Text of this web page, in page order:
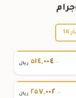
18
٥١٤,٠٠٤.٠٠ ريال
٢٥٧,٠٠٢.٠٠ ريال